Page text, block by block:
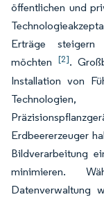
öffentlichen und
Erträge steigern
möchten [2].
Installation von
Erdbeererzeuger
Bildverarbeitung
minimieren.
Datenverwaltung